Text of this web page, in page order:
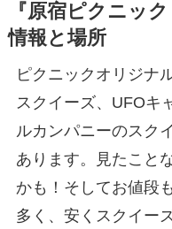
『原宿ピクニッ
情報と場所
ピクニックオリジナ
スクイーズ、UFOキ
ルカンパニーのスク
あります。見たこと
かも！そしてお値段
多く、安くスクイー